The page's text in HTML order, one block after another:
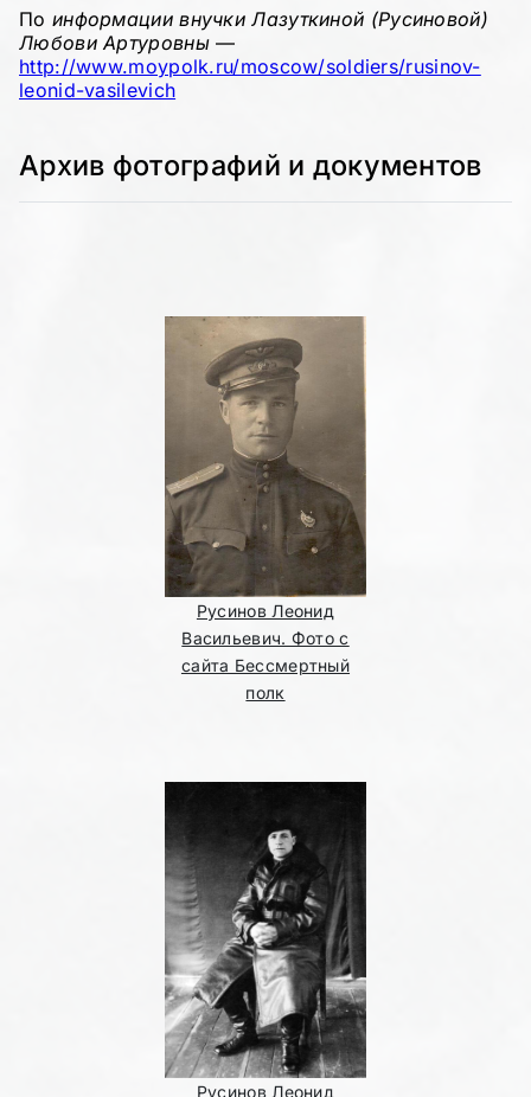
По информации внучки Лазуткиной (Русиновой)
Любови Артуровны—
http://www.moypolk.ru/moscow/soldiers/rusinov-
leonid-vasilevich
Архив фотографий и документов
Русинов Леонид
Васильевич. Фото с
сайта Бессмертный
полк
Русинов Леонид